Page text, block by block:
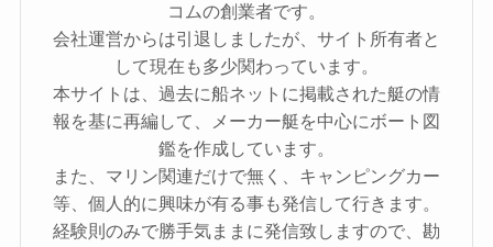
コムの創業者です。
会社運営からは引退しましたが、サイト所有者と
して現在も多少関わっています。
本サイトは、過去に船ネットに掲載された艇の情
報を基に再編して、メーカー艇を中心にボート図
鑑を作成しています。
また、マリン関連だけで無く、キャンピングカー
等、個人的に興味が有る事も発信して行きます。
経験則のみで勝手気ままに発信致しますので、勘